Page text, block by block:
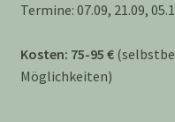
Termine: 07.09, 21.09,
Kosten: 75-95 €
Möglichkeiten)